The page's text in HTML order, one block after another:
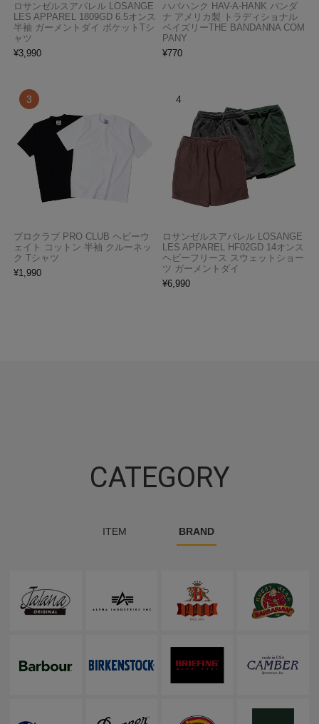
ロサンゼルスアパレル LOSANGE
LES APPAREL 1809GD 6.5オンス
半袖 ガーメントダイ ポケットTシ
ャツ
¥3,990
ハバハンク HAV-A-HANK バンダ
ナ アメリカ製 トラディショナル
ペイズリーTHE BANDANNA COM
PANY
¥770
プロクラブ PRO CLUB ヘビーウ
ェイト コットン 半袖 クルーネッ
ク Tシャツ
¥1,990
ロサンゼルスアパレル LOSANGE
LES APPAREL HF02GD 14オンス
ヘビーフリース スウェットショー
ツ ガーメントダイ
¥6,990
CATEGORY
ITEM BRAND